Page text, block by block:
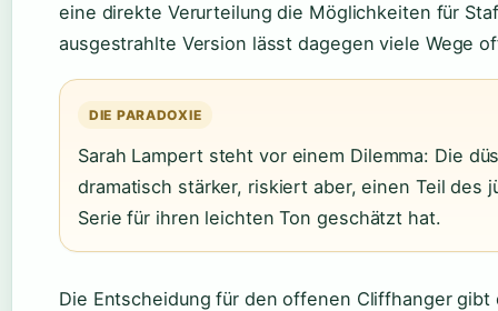
eine direkte Verurteilung die Möglichkeiten für
ausgestrahlte Version lässt dagegen viele Wege
DIE PARADOXIE
Sarah Lampert steht vor einem Dilemma: Die
dramatisch stärker, riskiert aber, einen Teil des
Serie für ihren leichten Ton geschätzt hat.
Die Entscheidung für den offenen Cliffhanger gibt